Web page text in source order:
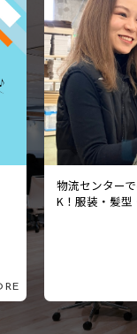
軽作業_印刷